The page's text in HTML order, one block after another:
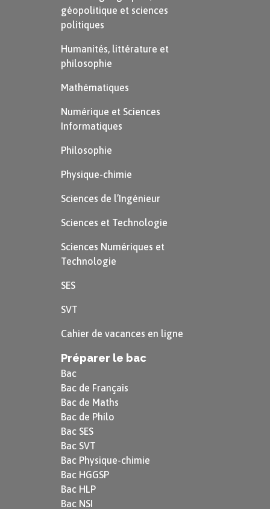
géopolitique et sciences
politiques
Humanités, littérature et
philosophie
Mathématiques
Numérique et Sciences
Informatiques
Philosophie
Physique-chimie
Sciences de l’Ingénieur
Sciences et Technologie
Sciences Numériques et
Technologie
SES
SVT
Cahier de vacances en ligne
Préparer le bac
Bac
Bac de Français
Bac de Maths
Bac de Philo
Bac SES
Bac SVT
Bac Physique-chimie
Bac HGGSP
Bac HLP
Bac NSI